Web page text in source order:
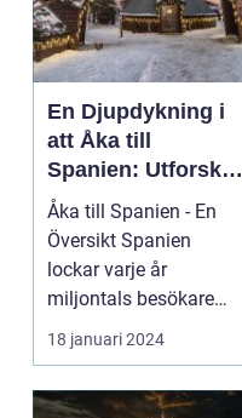
En Djupdykning i
att Åka till
Spanien: Utforska
det
Mångfacetterade
Spanien
Åka till Spanien - En
Översikt Spanien
lockar varje år
miljontals besökare
med sina fantastiska
str...
18 januari 2024